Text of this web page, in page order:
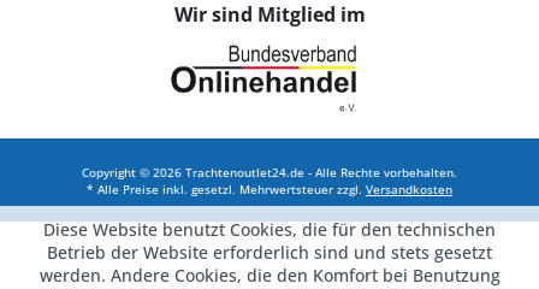
Wir sind Mitglied im
Copyright © 2026 Trachtenoutlet24.de - Alle Rechte vorbehalten.
* Alle Preise inkl. gesetzl. Mehrwertsteuer zzgl. Versandkosten
Diese Website benutzt Cookies, die für den technischen
Betrieb der Website erforderlich sind und stets gesetzt
werden. Andere Cookies, die den Komfort bei Benutzung